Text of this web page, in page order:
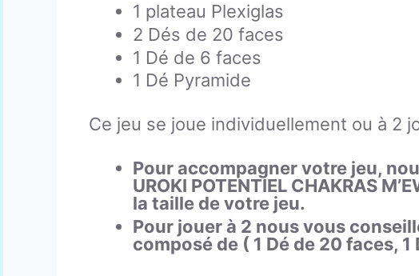
1 plateau Plexiglas
2 Dés de 20 faces
1 Dé de 6 faces
1 Dé Pyramide
Ce jeu se joue individuellement ou à 2
Pour accompagner votre jeu,
UROKI POTENTIEL CHAKRAS
la taille de votre jeu.
Pour jouer à 2 nous vous
composé de ( 1 Dé de 20 faces,